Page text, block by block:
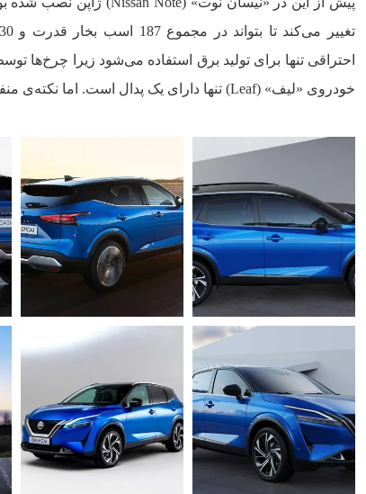
احتراقی تنها برای تولید برق استفاده می‌شود زیرا چرخ‌ها
خودروی «لیف» (Leaf) تنها دارای یک پدال است. اما نکته‌ی منفی آن است که سیستم چهار چرخ متحرک (AWD) ندارد.